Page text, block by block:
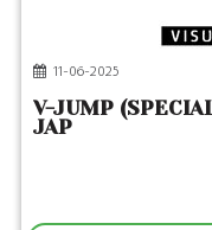
11-06-2025
V-JUMP
JAP